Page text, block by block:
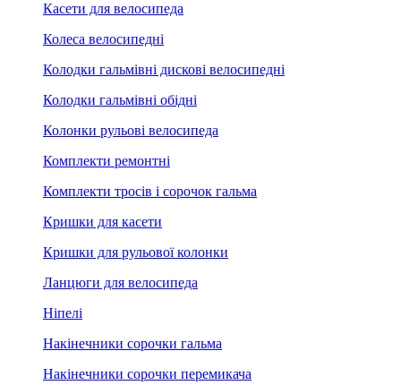
Касети для велосипеда
Колеса велосипедні
Колодки гальмівні дискові велосипедні
Колодки гальмівні обідні
Колонки рульові велосипеда
Комплекти ремонтні
Комплекти тросів і сорочок гальма
Кришки для касети
Кришки для рульової колонки
Ланцюги для велосипеда
Ніпелі
Накінечники сорочки гальма
Накінечники сорочки перемикача